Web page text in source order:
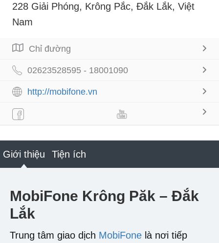
228 Giải Phóng, Krông Pắc, Đắk Lắk, Việt
Nam
Chỉ đường
02623528595 - 18001090
http://mobifone.vn
Giới thiệu Tiện ích
MobiFone Krông Păk – Đắk
Lắk
Trung tâm giao dịch MobiFone là nơi tiếp